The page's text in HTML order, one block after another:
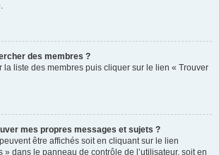
des membres ?
la liste des membres puis cliquer sur le lien « Trouver
mes propres messages et sujets ?
être affichés soit en cliquant sur le lien
» dans le panneau de contrôle de l’utilisateur, soit en